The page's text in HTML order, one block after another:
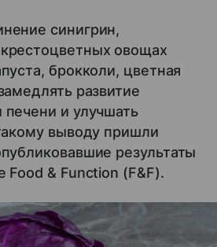
синигрин,
овощах
брокколи, цветная
развитие
и улучшать
выводу пришли
результаты
Food & Function (F&F).